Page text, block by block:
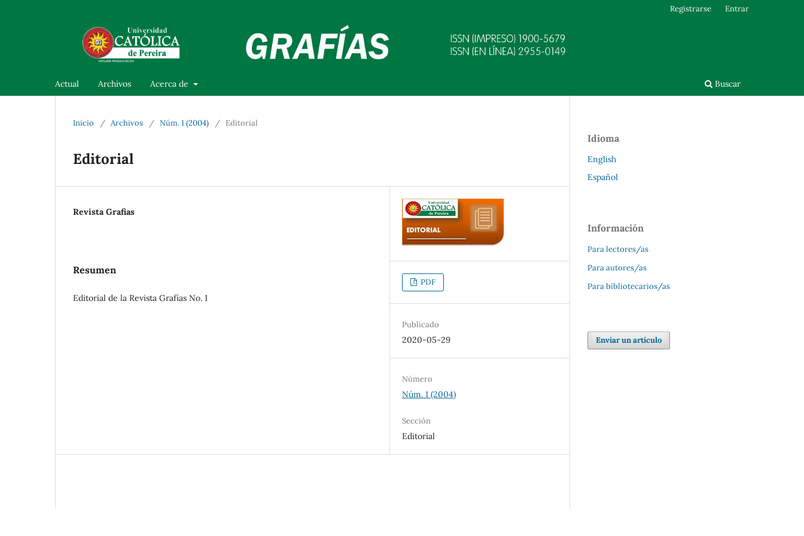
Actual Archivos Acerca de Buscar
Registrarse Entrar
Inicio / Archivos / Núm. 1 (2004) / Editorial
Editorial
Revista Grafias
Resumen
Editorial de la Revista Grafías No. 1
PDF
Publicado
2020-05-29
Número
Núm. 1 (2004)
Sección
Editorial
Idioma
English
Español
Información
Para lectores/as
Para autores/as
Para bibliotecarios/as
Enviar un artículo